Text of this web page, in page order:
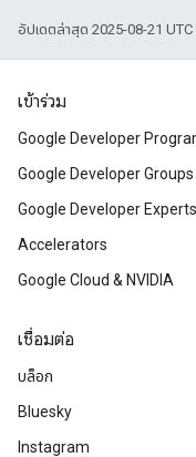
อัปเดตล่าสุด 2025-08-21 UTC
เข้าร่วม
Google Developer
Google Developer Groups
Google Developer Experts
Accelerators
Google Cloud & NVIDIA
เชื่อมต่อ
บล็อก
Bluesky
Instagram